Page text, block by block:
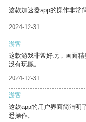
这款加速器app的操作非常
2024-12-31
游客
这款游戏非常好玩，画面
没有玩腻。
2024-12-31
游客
这款app的用户界面简洁明
悉操作。